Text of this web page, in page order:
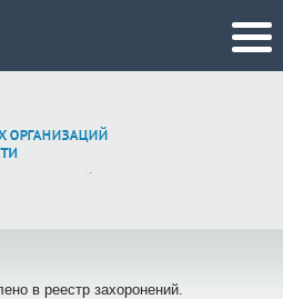
в реестр захоронений.